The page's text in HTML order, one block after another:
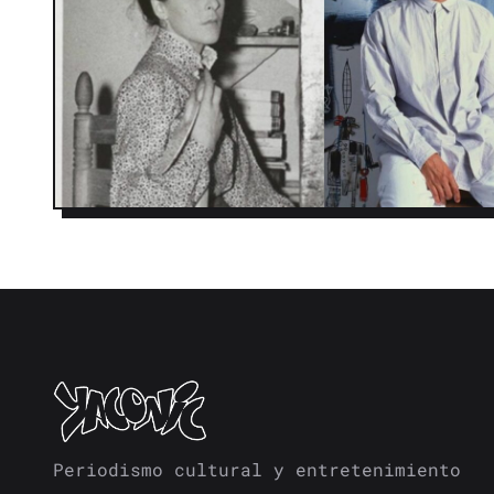
Periodismo cultural y entretenimiento